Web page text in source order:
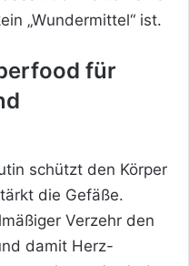
„Wundermittel“ ist.
für
schützt den Körper
die Gefäße.
Verzehr den
damit Herz-